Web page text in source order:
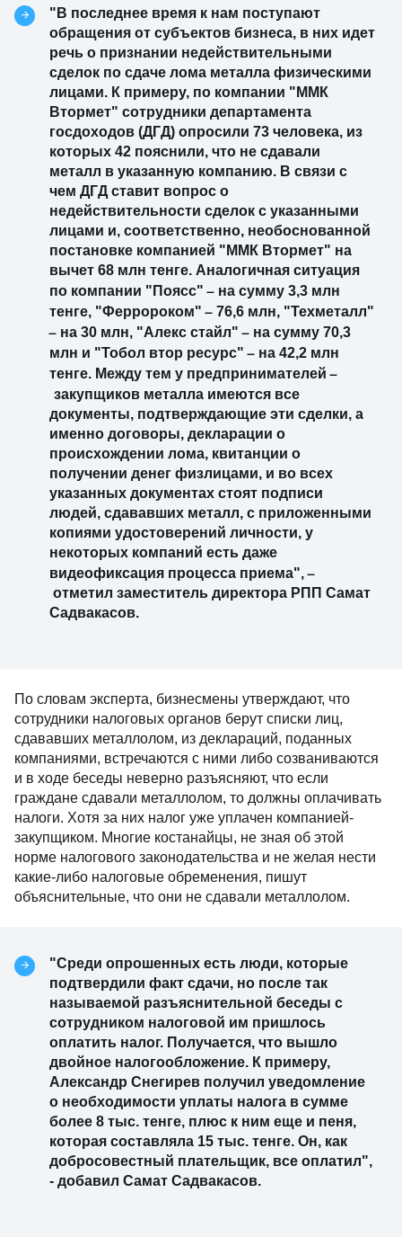
"В последнее время к нам поступают
обращения от субъектов бизнеса, в них идет
речь о признании недействительными
сделок по сдаче лома металла физическими
лицами. К примеру, по компании "ММК
Втормет" сотрудники департамента
госдоходов (ДГД) опросили 73 человека, из
которых 42 пояснили, что не сдавали
металл в указанную компанию. В связи с
чем ДГД ставит вопрос о
недействительности сделок с указанными
лицами и, соответственно, необоснованной
постановке компанией "ММК Втормет" на
вычет 68 млн тенге. Аналогичная ситуация
по компании "Поясс"– на сумму 3,3 млн
тенге, "Ферророком"– 76,6 млн, "Техметалл"
– на 30 млн, "Алекс стайл"– на сумму 70,3
млн и "Тобол втор ресурс"– на 42,2 млн
тенге. Между тем у предпринимателей–
закупщиков металла имеются все
документы, подтверждающие эти сделки, а
именно договоры, декларации о
происхождении лома, квитанции о
получении денег физлицами, и во всех
указанных документах стоят подписи
людей, сдававших металл, с приложенными
копиями удостоверений личности, у
некоторых компаний есть даже
видеофиксация процесса приема",–
отметил заместитель директора РПП Самат
Садвакасов.
По словам эксперта, бизнесмены утверждают, что
сотрудники налоговых органов берут списки лиц,
сдававших металлолом, из деклараций, поданных
компаниями, встречаются с ними либо созваниваются
и в ходе беседы неверно разъясняют, что если
граждане сдавали металлолом, то должны оплачивать
налоги. Хотя за них налог уже уплачен компанией-
закупщиком. Многие костанайцы, не зная об этой
норме налогового законодательства и не желая нести
какие-либо налоговые обременения, пишут
объяснительные, что они не сдавали металлолом.
"Среди опрошенных есть люди, которые
подтвердили факт сдачи, но после так
называемой разъяснительной беседы с
сотрудником налоговой им пришлось
оплатить налог. Получается, что вышло
двойное налогообложение. К примеру,
Александр Снегирев получил уведомление
о необходимости уплаты налога в сумме
более 8 тыс. тенге, плюс к ним еще и пеня,
которая составляла 15 тыс. тенге. Он, как
добросовестный плательщик, все оплатил",
- добавил Самат Садвакасов.